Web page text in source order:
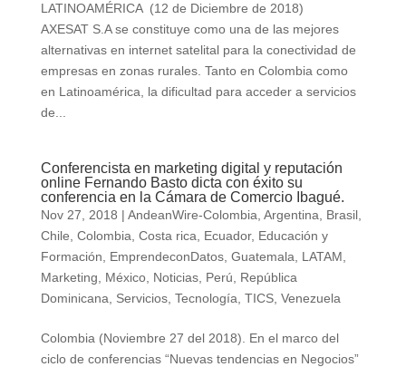
LATINOAMÉRICA (12 de Diciembre de 2018)
AXESAT S.A se constituye como una de las mejores
alternativas en internet satelital para la conectividad de
empresas en zonas rurales. Tanto en Colombia como
en Latinoamérica, la dificultad para acceder a servicios
de...
Conferencista en marketing digital y reputación
online Fernando Basto dicta con éxito su
conferencia en la Cámara de Comercio Ibagué.
Nov 27, 2018 | AndeanWire-Colombia Argentina Brasil,
Chile Colombia Costa rica Ecuador, Educación y
Formación
EmprendeconDatos, Guatemala LATAM
Marketing
México, Noticias, Perú
República
Dominicana
Servicios, Tecnología TICS, Venezuela
Colombia (Noviembre 27 del 2018). En el marco del
ciclo de conferencias “Nuevas tendencias en Negocios”